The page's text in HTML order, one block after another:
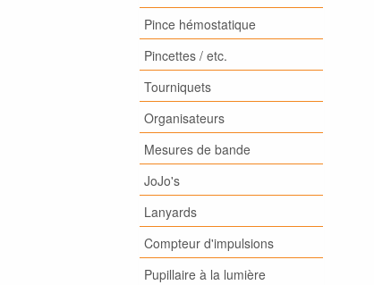
Pince hémostatique
Pincettes / etc.
Tourniquets
Organisateurs
Mesures de bande
JoJo's
Lanyards
Compteur d'impulsions
Pupillaire à la lumière